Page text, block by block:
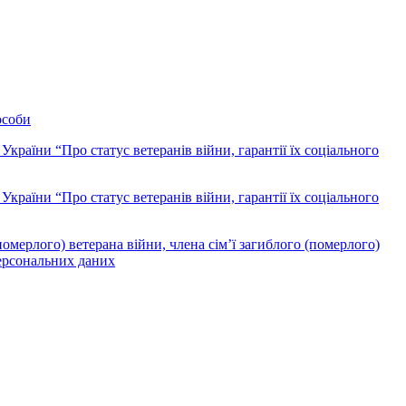
“Про статус ветеранів війни, гарантії їх соціального
“Про статус ветеранів війни, гарантії їх соціального
ветерана війни, члена сім’ї загиблого (померлого)
даних